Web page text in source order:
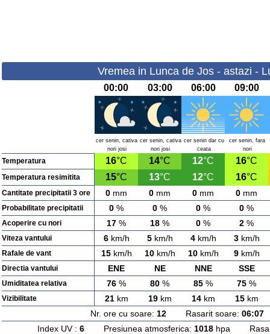
Vremea in Lunca de Jos - astazi -
00:00 03:00 06:00 09:00
cer senin, cativa
nori josi
cer senin, cativa
nori josi
cer senin dar cu
ceata
cer senin, fara
nori
Temperatura 16°C 14°C 12°C 16°C
Temperatura resimitita 15°C 13°C 12°C 16°C
Cantitate precipitatii 3 ore 0 mm 0 mm 0 mm 0 mm
Probabilitate precipitatii 0 % 0 % 0 % 0 %
Acoperire cu nori 17 % 18 % 0 % 2 %
Viteza vantului 6km/h 5km/h 4km/h 3km/h
Rafale de vant 15km/h 10km/h 10km/h 9km/h
Directia vantului ENE NE NNE SSE
Umiditatea relativa 76 % 80 % 85 % 75 %
Vizibilitate 21km 19km 14km 15km
Nr. ore cu soare: 12Rasarit soare: 06:07
Index UV : 6Presiunea atmosferica: 1018hpa